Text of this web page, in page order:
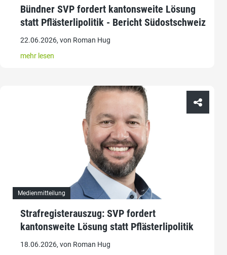
Bündner SVP fordert kantonsweite Lösung
statt Pflästerlipolitik - Bericht Südostschweiz
22.06.2026, von Roman Hug
mehr lesen
Medienmitteilung
Strafregisterauszug: SVP fordert
kantonsweite Lösung statt Pflästerlipolitik
18.06.2026, von Roman Hug